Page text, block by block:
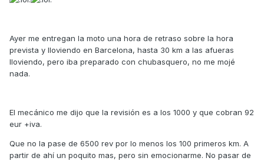
Ayer me entregan la moto una hora de retraso sobre la hora
prevista y lloviendo en Barcelona, hasta 30 km a las afueras
lloviendo, pero iba preparado con chubasquero, no me mojé
nada.
El mecánico me dijo que la revisión es a los 1000 y que cobran 92
eur +iva.
Que no la pase de 6500 rev por lo menos los 100 primeros km. A
partir de ahí un poquito mas, pero sin emocionarme. No pasar de